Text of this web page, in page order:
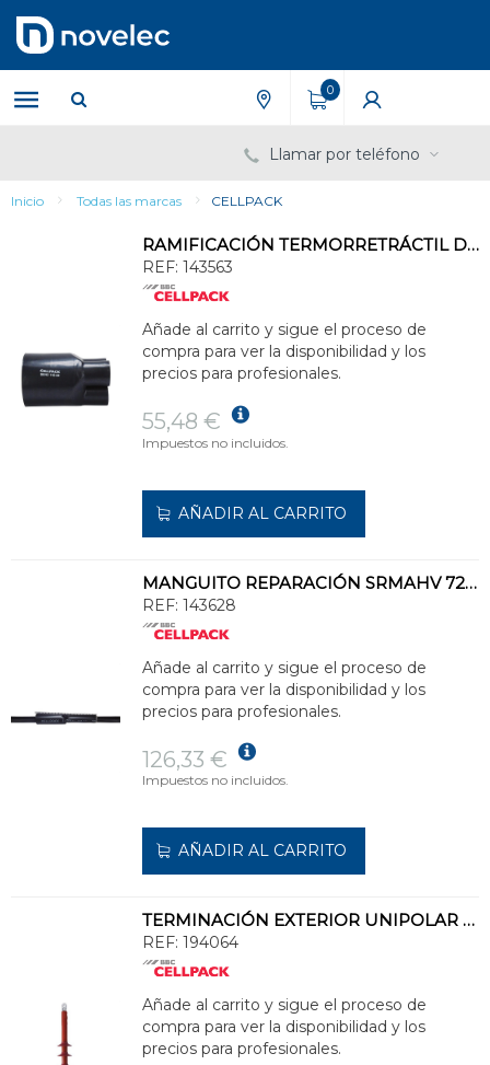
contenido
menú
de
navegación
0
Llamar por teléfono
Inicio Todas las marcas CELLPACK
RAMIFICACIÓN TERMORRETRÁCTIL DE 4 SEH4 95-36 120-300mm² 3,9mm
REF: 143563
Añade al carrito y sigue el proceso de
compra para ver la disponibilidad y los
precios para profesionales.
55,48 €
Impuestos no incluidos.
AÑADIR AL CARRITO
MANGUITO REPARACIÓN SRMAHV 72-18/1000
REF: 143628
Añade al carrito y sigue el proceso de
compra para ver la disponibilidad y los
precios para profesionales.
126,33 €
Impuestos no incluidos.
AÑADIR AL CARRITO
TERMINACIÓN EXTERIOR UNIPOLAR CHE-F 20/2 95-185
REF: 194064
Añade al carrito y sigue el proceso de
compra para ver la disponibilidad y los
precios para profesionales.